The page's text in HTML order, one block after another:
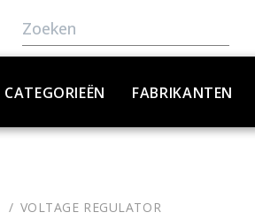
CATEGORIEËN FABRIKANTEN
VOLTAGE REGULATOR